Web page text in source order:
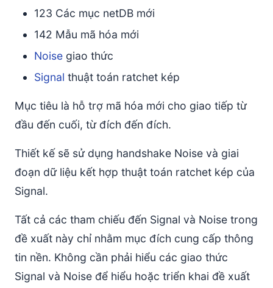
1g) Định dạng Phản hồi Phiên mới
Thẻ phiên
Khóa tạm thời Phản hồi Phiên mới
KDF cho Bộ thẻ Phản hồi
KDF cho nội dung được mã hóa phần khóa phản hồi
KDF cho nội dung được mã hóa phần tải
1h) Định dạng phiên hiện tại
Định dạng
Tải
2) ECIES-X25519
2a) Elligator2
123 Các mục netDB mới
142 Mẫu mã hóa mới
Noise giao thức
Signal thuật toán ratchet kép
Mục tiêu là hỗ trợ mã hóa mới cho giao tiếp từ
đầu đến cuối, từ đích đến đích.
Thiết kế sẽ sử dụng handshake Noise và giai
đoạn dữ liệu kết hợp thuật toán ratchet kép của
Signal.
Tất cả các tham chiếu đến Signal và Noise trong
đề xuất này chỉ nhằm mục đích cung cấp thông
tin nền. Không cần phải hiểu các giao thức
Signal và Noise để hiểu hoặc triển khai đề xuất